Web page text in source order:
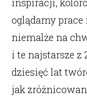
oglądamy prace
niemalże na
i te najstarsze z
dziesięć lat
jak